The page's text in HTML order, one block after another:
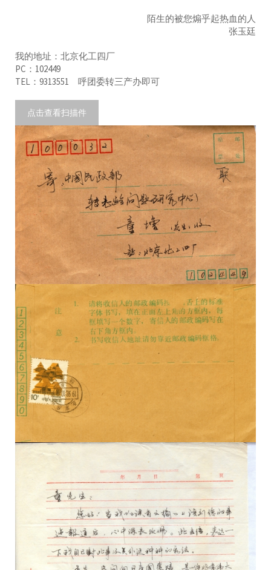
陌生的被您煽乎起热血的人
张玉廷
我的地址：北京化工四厂
PC：102449
TEL：9313551 呼团委转三产办即可